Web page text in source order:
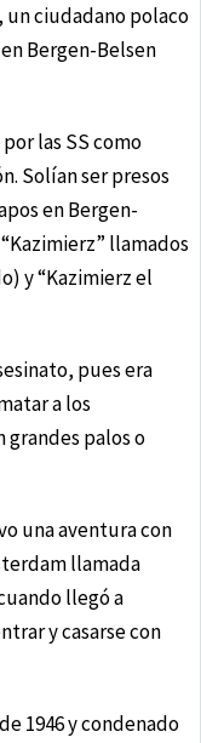
un ciudadano polaco
Bergen-Belsen
las SS como
Solían ser presos
en Bergen-
llamados
y “Kazimierz el
pues era
a los
palos o
una aventura con
llamada
llegó a
y casarse con
1946 y condenado